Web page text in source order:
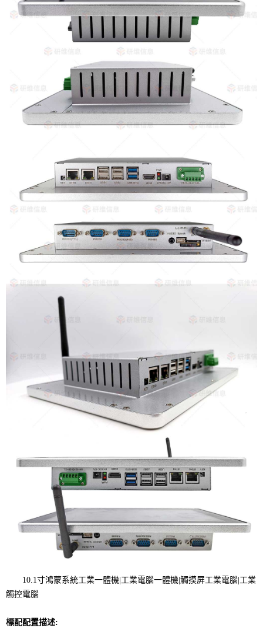
10.1寸鴻蒙系統工業一體機|工業電腦一體機|觸摸屏工業電腦|工業
觸控電腦
標配配置描述: